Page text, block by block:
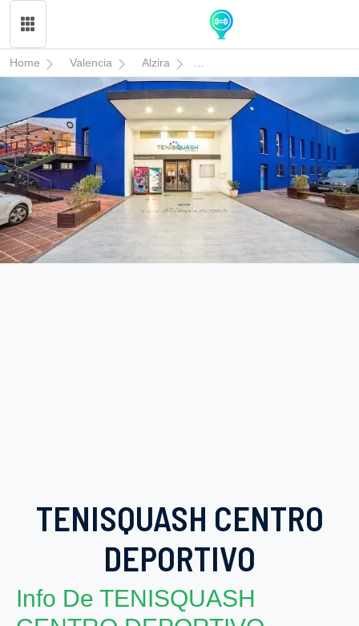
Home Valencia Alzira TENISQUASH CENTRO
TENISQUASH CENTRO
DEPORTIVO
Info De TENISQUASH